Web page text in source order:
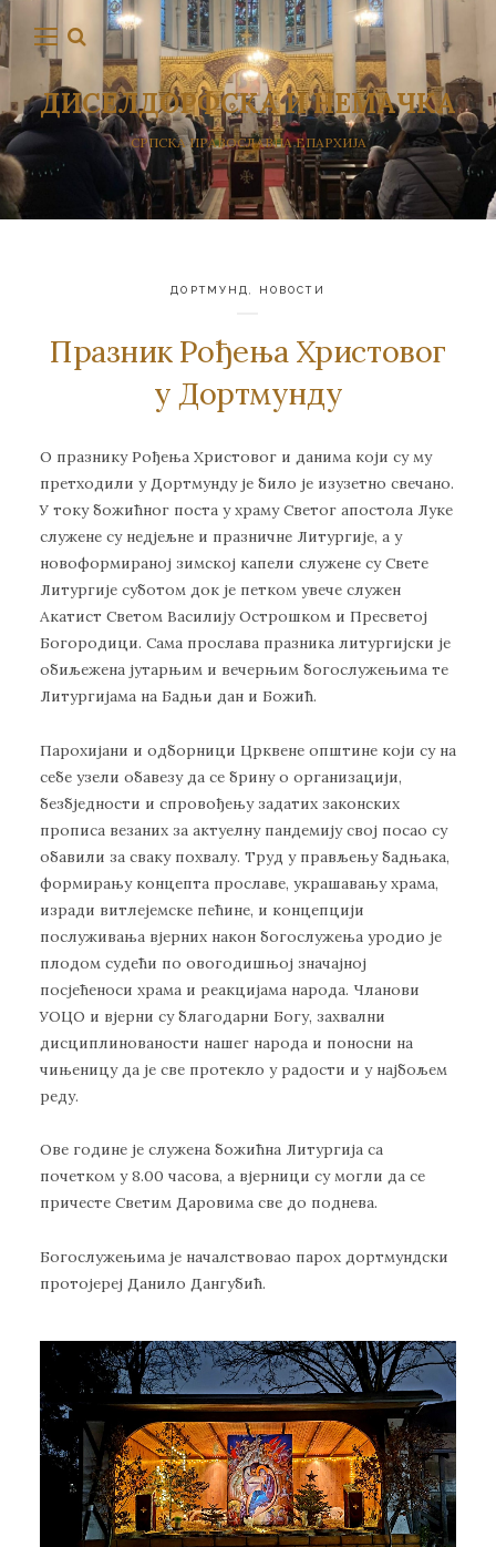
ДИСЕЛДОРФСКА И НЕМАЧКА
СРПСКА ПРАВОСЛАВНА ЕПАРХИЈА
ДОРТМУНД НОВОСТИ
Празник Рођења Христовог
у Дортмунду
О празнику Рођења Христовог и данима који су му
претходили у Дортмунду је било је изузетно свечано.
У току божићног поста у храму Светог апостола Луке
служене су недјељне и празничне Литургије, а у
новоформираној зимској капели служене су Свете
Литургије суботом док је петком увече служен
Акатист Светом Василију Острошком и Пресветој
Богородици. Сама прослава празника литургијски је
обиљежена јутарњим и вечерњим богослужењима те
Литургијама на Бадњи дан и Божић.
Парохијани и одборници Црквене општине који су на
себе узели обавезу да се брину о организацији,
безбједности и спровођењу задатих законских
прописа везаних за актуелну пандемију свој посао су
обавили за сваку похвалу. Труд у прављењу бадњака,
формирању концепта прославе, украшавању храма,
изради витлејемске пећине, и концепцији
послуживања вјерних након богослужења уродио је
плодом судећи по овогодишњој значајној
посјећеноси храма и реакцијама народа. Чланови
УОЦО и вјерни су благодарни Богу, захвални
дисциплинованости нашег народа и поносни на
чињеницу да је све протекло у радости и у најбољем
реду.
Ове године је служена божићна Литургија са
почетком у 8.00 часова, а вјерници су могли да се
причесте Светим Даровима све до поднева.
Богослужењима је началствовао парох дортмундски
протојереј Данило Дангубић.